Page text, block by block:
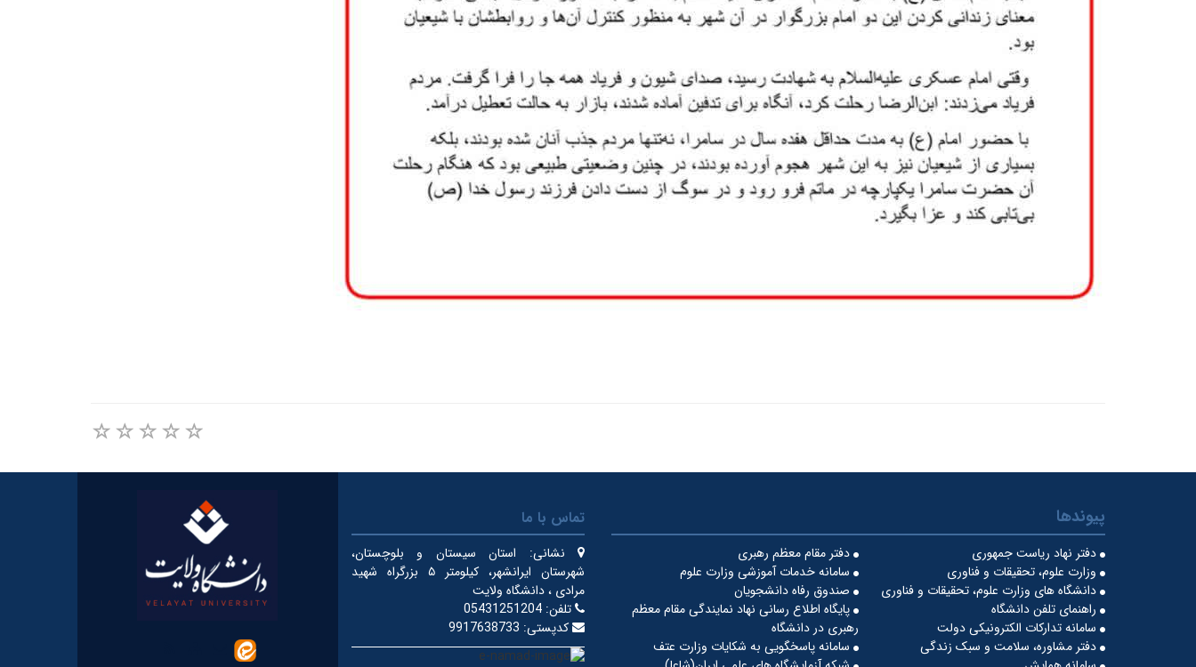
پیوندها
دفتر مقام معظم رهبری
دفتر نهاد ریاست جمهوری
سامانه خدمات آموزشی وزارت علوم
وزارت علوم، تحقیقات و فناوری
صندوق رفاه دانشجویان
دانشگاه های وزارت علوم، تحقیقات و فناوری
پایگاه اطلاع رسانی نهاد نمایندگی مقام معظم
رهبری در دانشگاه
راهنمای تلفن دانشگاه
سامانه تدارکات الکترونیکی دولت
سامانه پاسخگویی به شکایات وزارت عتف
دفتر مشاوره، سلامت و سبک زندگی
تماس با ما
نشانی: استان سیستان و بلوچستان،
شهرستان ایرانشهر، کیلومتر ۵ بزرگراه شهید
مرادی ، دانشگاه ولایت
تلفن: 05431251204
کدپستی: 9917638733